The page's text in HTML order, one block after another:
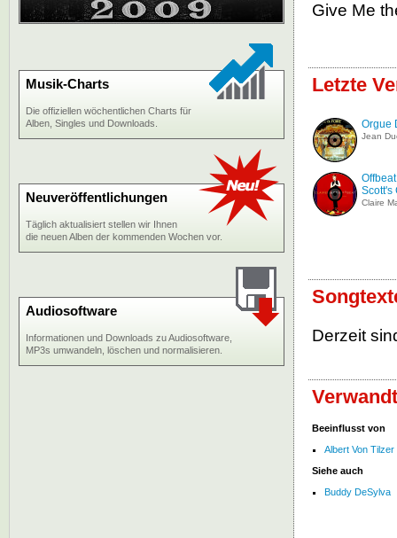
Give Me
Letzte
Orgue
Jean
Scott's
Claire
Derzeit
Beeinflusst von
Albert Von Tilzer
Siehe auch
Buddy DeSylva
Musik-Charts
Die offiziellen wöchentlichen Charts für
Alben, Singles und Downloads.
Neuveröffentlichungen
Täglich aktualisiert stellen wir Ihnen
die neuen Alben der kommenden Wochen vor.
Audiosoftware
Informationen und Downloads zu Audiosoftware,
MP3s umwandeln, löschen und normalisieren.